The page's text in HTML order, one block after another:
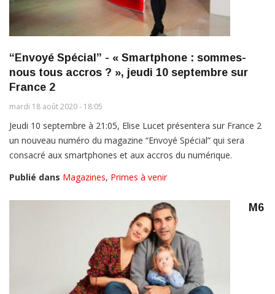
“Envoyé Spécial” - « Smartphone : sommes-
nous tous accros ? », jeudi 10 septembre sur
France 2
mardi 18 août 2020 - 18:05
Jeudi 10 septembre à 21:05, Elise Lucet présentera sur France 2
un nouveau numéro du magazine “Envoyé Spécial” qui sera
consacré aux smartphones et aux accros du numérique.
Publié dans Magazines, Primes à venir
M6